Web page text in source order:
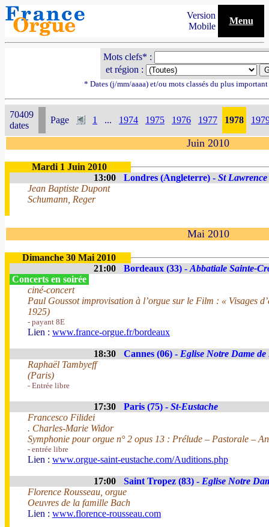
Version
Mobile
Menu
Mots clefs* :
et région :
* Dates (j/mm/aaaa) et/ou mots classés du plus
70409
dates
Page 1 ... 1974 1975 1976 1977 1978
Juin 2010
Mardi 1 Juin 2010
13:00
Londres (Angleterre) - St
Jean Baptiste Dupont
Schumann, Reger
Mai 2010
Dimanche 30 Mai 2010
21:00
Bordeaux (33) - Abbatiale Sainte-
Concerts en soirée
ciné-concert
Paul Goussot improvisation à l’orgue sur le Film : « Visages
1925)
- payant 8E
Lien : www.france-orgue.fr/bordeaux
18:30 Cannes (06) - Eglise Notre Dame de
Raphaël Tambyeff
(Paris)
- Entrée libre
17:30 Paris (75) - St-Eustache
Francesco Filidei
. Charles-Marie Widor
Symphonie pour orgue n° 2 opus 13 : Prélude – Pastorale –
- entrée libre
Lien : www.orgue-saint-eustache.com/Auditions.php
17:00 Saint Tropez (83) - Eglise Notre
Florence Rousseau, orgue
Oeuvres de la famille Bach
Lien : www.florence-rousseau.com